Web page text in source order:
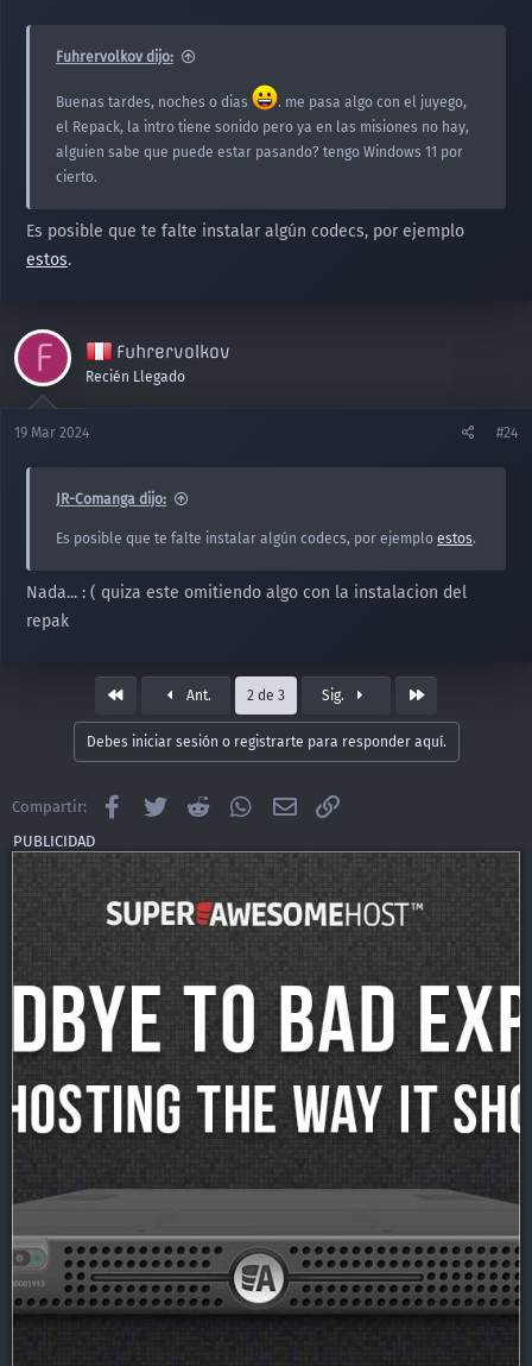
Fuhrervolkov dijo:
Buenas tardes, noches o dias
. me pasa algo con el juyego,
el Repack, la intro tiene sonido pero ya en las misiones no hay,
alguien sabe que puede estar pasando? tengo Windows 11 por
cierto.
Es posible que te falte instalar algún codecs, por ejemplo
estos.
F Fuhrervolkov
Recién Llegado
19 Mar 2024 #24
JR-Comanga dijo:
Es posible que te falte instalar algún codecs, por ejemplo estos.
Nada... : ( quiza este omitiendo algo con la instalacion del
repak
Primero Ant. 2 de 3 Sig. Último
Debes iniciar sesión o registrarte para responder aquí.
Compartir: FacebookTwitter Reddit WhatsApp
Email